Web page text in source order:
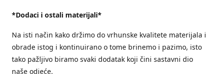
*Dodaci i ostali materijali*
Na isti način kako držimo do vrhunske kvalitete materijala i
obrade istog i kontinuirano o tome brinemo i pazimo, isto
tako pažljivo biramo svaki dodatak koji čini sastavni dio
naše odjeće.